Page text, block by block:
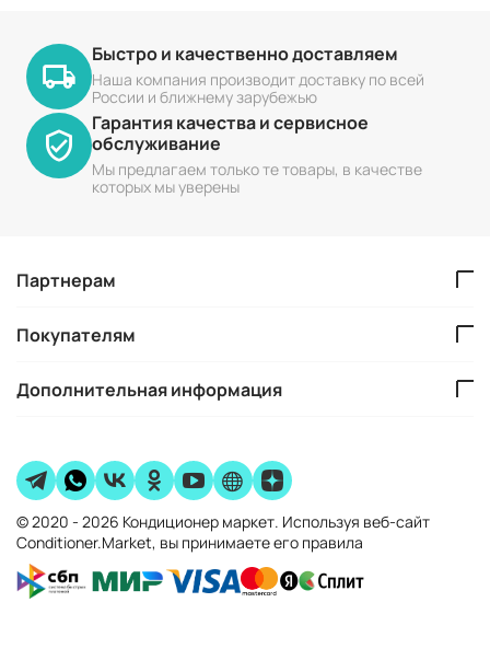
Быстро и качественно доставляем
Наша компания производит доставку по всей
России и ближнему зарубежью
Гарантия качества и сервисное
обслуживание
Мы предлагаем только те товары, в качестве
которых мы уверены
Партнерам
Покупателям
Дополнительная информация
© 2020 - 2026 Кондиционер маркет. Используя веб-сайт
Conditioner.Market, вы принимаете его правила